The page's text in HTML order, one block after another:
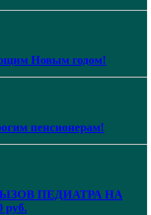
Новым годом!
пенсионерам!
ПЕДИАТРА НА
руб.